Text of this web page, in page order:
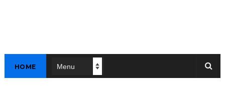
HOME